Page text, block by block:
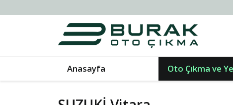
Anasayfa Oto Çıkma ve